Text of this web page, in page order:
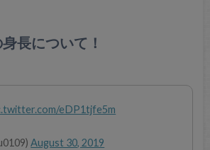
長について！
eDP1tjfe5m
August 30, 2019